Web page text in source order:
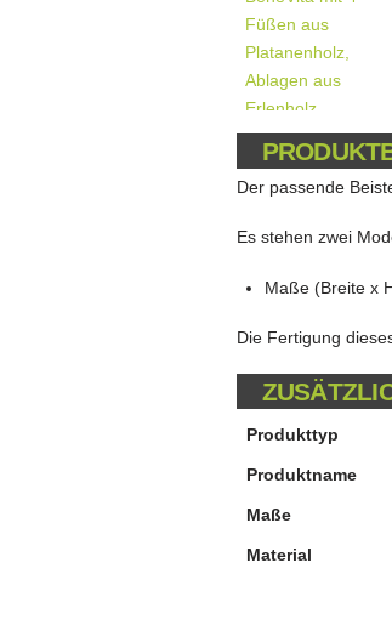
Der passende
Es stehen zwei
Maße (Breite x
Die Fertigung
Produkttyp
Produktname
Maße
Material